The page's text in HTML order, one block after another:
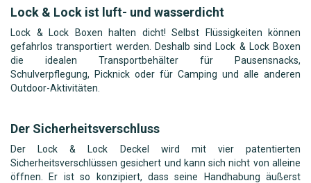
Lock & Lock ist luft- und wasserdicht
Lock & Lock Boxen halten dicht! Selbst Flüssigkeiten können
gefahrlos transportiert werden. Deshalb sind Lock & Lock Boxen
die idealen Transportbehälter für Pausensnacks,
Schulverpflegung, Picknick oder für Camping und alle anderen
Outdoor-Aktivitäten.
Der Sicherheitsverschluss
Der Lock & Lock Deckel wird mit vier patentierten
Sicherheitsverschlüssen gesichert und kann sich nicht von alleine
öffnen. Er ist so konzipiert, dass seine Handhabung äußerst